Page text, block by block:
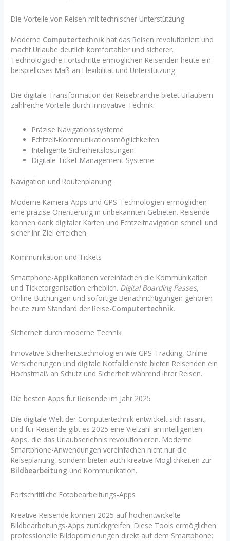
Die Vorteile von Reisen mit technischer Unterstützung
Moderne Computertechnik hat das Reisen revolutioniert und
macht Urlaube deutlich komfortabler und sicherer.
Technologische Fortschritte ermöglichen Reisenden heute ein
beispielloses Maß an Flexibilität und Unterstützung.
Die digitale Transformation der Reisebranche bietet Urlaubern
zahlreiche Vorteile durch innovative Technik:
Präzise Navigationssysteme
Echtzeit-Kommunikationsmöglichkeiten
Intelligente Sicherheitslösungen
Digitale Ticket-Management-Systeme
Navigation und Routenplanung
Moderne Kamera-Apps und GPS-Technologien ermöglichen
eine präzise Orientierung in unbekannten Gebieten. Reisende
können dank digitaler Karten und Echtzeitnavigation schnell und
sicher ihr Ziel erreichen.
Kommunikation und Tickets
Smartphone-Applikationen vereinfachen die Kommunikation
und Ticketorganisation erheblich. Digital Boarding Passes,
Online-Buchungen und sofortige Benachrichtigungen gehören
heute zum Standard der Reise-Computertechnik.
Sicherheit durch moderne Technik
Innovative Sicherheitstechnologien wie GPS-Tracking, Online-
Versicherungen und digitale Notfalldienste bieten Reisenden ein
Höchstmaß an Schutz und Sicherheit während ihrer Reisen.
Die besten Apps für Reisende im Jahr 2025
Die digitale Welt der Computertechnik entwickelt sich rasant,
und für Reisende gibt es 2025 eine Vielzahl an intelligenten
Apps, die das Urlaubserlebnis revolutionieren. Moderne
Smartphone-Anwendungen vereinfachen nicht nur die
Reiseplanung, sondern bieten auch kreative Möglichkeiten zur
Bildbearbeitung und Kommunikation.
Fortschrittliche Fotobearbeitungs-Apps
Kreative Reisende können 2025 auf hochentwickelte
Bildbearbeitungs-Apps zurückgreifen. Diese Tools ermöglichen
professionelle Bildoptimierungen direkt auf dem Smartphone: